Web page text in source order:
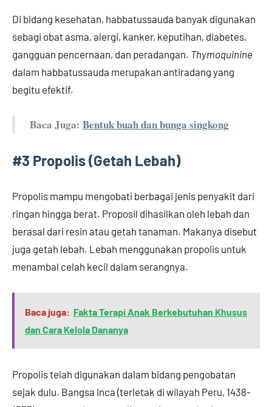
Di bidang kesehatan, habbatussauda banyak digunakan
sebagi obat asma, alergi, kanker, keputihan, diabetes,
gangguan pencernaan, dan peradangan. Thymoquinine
dalam habbatussauda merupakan antiradang yang
begitu efektif.
Baca Juga: Bentuk buah dan bunga singkong
#3 Propolis (Getah Lebah)
Propolis mampu mengobati berbagai jenis penyakit dari
ringan hingga berat. Proposil dihasilkan oleh lebah dan
berasal dari resin atau getah tanaman. Makanya disebut
juga getah lebah. Lebah menggunakan propolis untuk
menambal celah kecil dalam serangnya.
Baca juga: Fakta Terapi Anak Berkebutuhan Khusus
dan Cara Kelola Dananya
Propolis telah digunakan dalam bidang pengobatan
sejak dulu. Bangsa Inca (terletak di wilayah Peru, 1438-